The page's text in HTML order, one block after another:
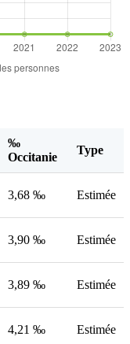
‰
Occitanie
Type
3,68 ‰ Estimée
3,90 ‰ Estimée
3,89 ‰ Estimée
4,21 ‰ Estimée